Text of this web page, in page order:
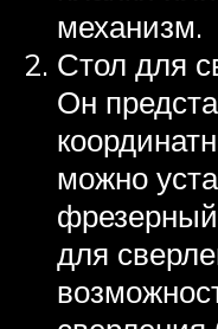
механизм.
Стол для
Он
можно
фрезерный
для